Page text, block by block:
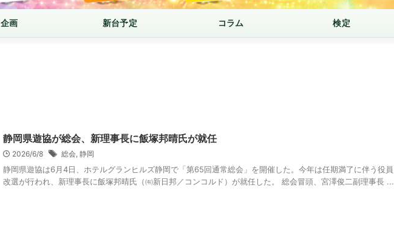
企画 新台予定 コラム 検定
静岡県遊協が総会、新理事長に飯塚邦晴氏が就任
2026/6/8 総会 静岡
静岡県遊協は6月4日、ホテルグランヒルズ静岡で「第65回通常総会」を開催した。今年は任期満了に伴う役員
改選が行われ、新理事長に飯塚邦晴氏（㈲新日邦／コンコルド）が就任した。 総会冒頭、宮澤俊二副理事長 ...